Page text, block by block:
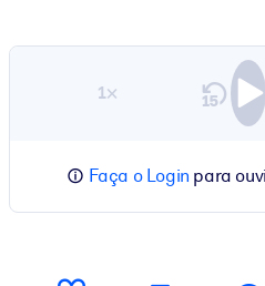
1×
Faça o Login para